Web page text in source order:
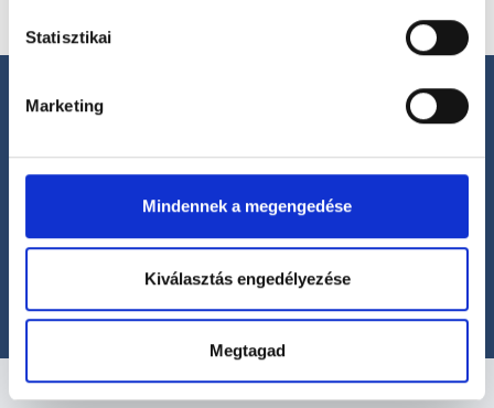
Statisztikai
Marketing
Mindennek a megengedése
Kiválasztás engedélyezése
Megtagad
Segíthetünk?
(H-P: 8:00-20:00)
office@foglaljorvost.hu